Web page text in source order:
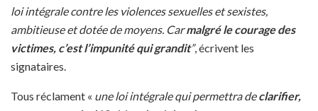
loi intégrale contre les violences sexuelles et sexistes,
ambitieuse et dotée de moyens. Carmalgré le courage des
victimes, c’est l’impunité qui grandit”, écrivent les
signataires.
Tous réclament « une loi intégrale qui permettra declarifier,